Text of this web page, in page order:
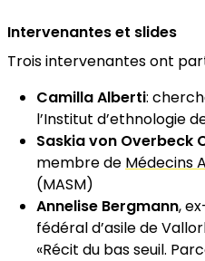
Intervenantes et slides
Trois intervenantes ont
Camilla Alberti:
l’Institut d’ethnologie
Saskia von Overbeck
membre de Médecins
(MASM)
Annelise Bergmann,
fédéral d’asile de
«Récit du bas seuil.